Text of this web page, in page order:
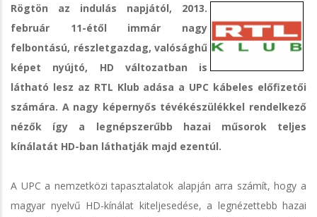
Rögtön az indulás napjától, 2013.
február 11-étől immár nagy
felbontású, részletgazdag, valósághű
képet nyújtó, HD változatban is
látható lesz az RTL Klub adása a UPC kábeles előfizetői
számára. A nagy képernyős tévékészülékkel rendelkező
nézők így a legnépszerűbb hazai műsorok teljes
kínálatát HD-ban láthatják majd ezentúl.
A UPC a nemzetközi tapasztalatok alapján arra számít, hogy a
magyar nyelvű HD-kínálat kiteljesedése, a legnézettebb hazai